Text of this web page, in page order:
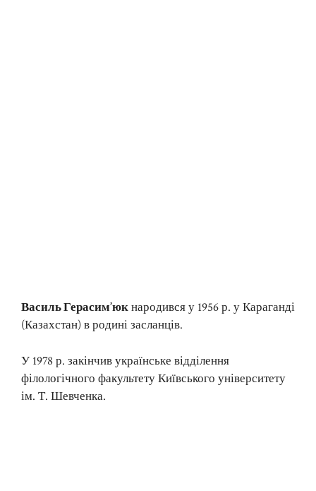
Василь Герасим’юкнародився у 1956 р. у Караганді
(Казахстан) в родині засланців.
У 1978 р. закінчив українське відділення
філологічного факультету Київського університету
ім. Т. Шевченка.